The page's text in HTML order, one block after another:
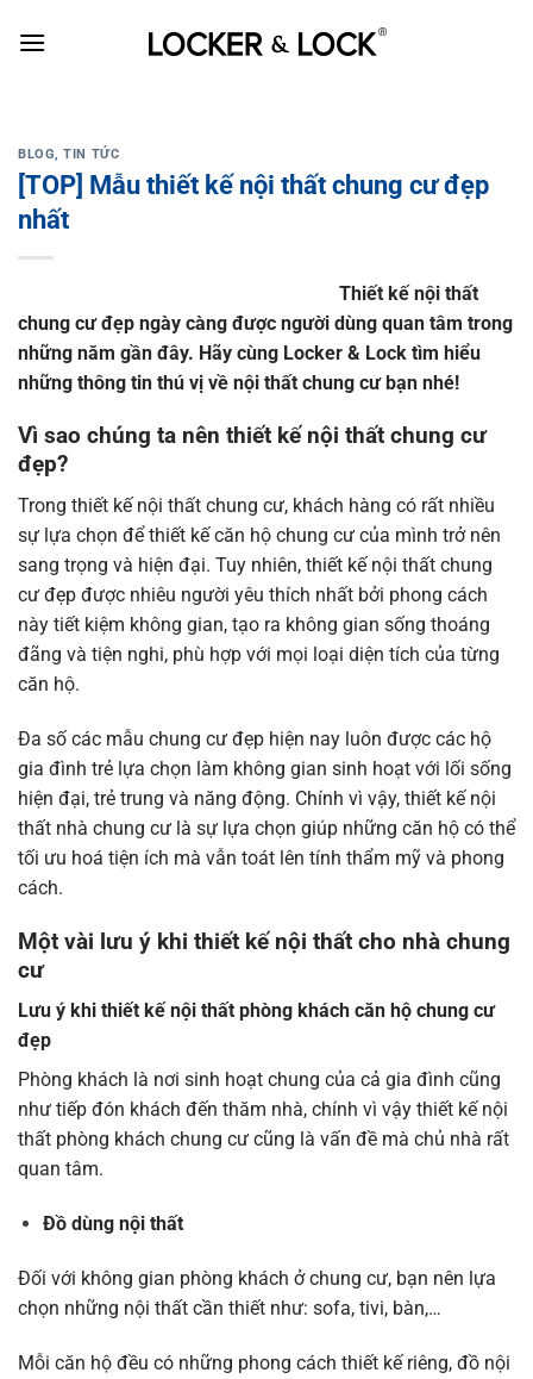
BLOG,TIN TỨC
[TOP] Mẫu thiết kế nội thất chung cư đẹp
nhất
Thiết kế nội thất
chung cư đẹp ngày càng được người dùng quan tâm trong
những năm gần đây. Hãy cùng Locker & Lock tìm hiểu
những thông tin thú vị về nội thất chung cư bạn nhé!
Vì sao chúng ta nên thiết kế nội thất chung cư
đẹp?
Trong thiết kế nội thất chung cư, khách hàng có rất nhiều
sự lựa chọn để thiết kế căn hộ chung cư của mình trở nên
sang trọng và hiện đại. Tuy nhiên, thiết kế nội thất chung
cư đẹp được nhiêu người yêu thích nhất bởi phong cách
này tiết kiệm không gian, tạo ra không gian sống thoáng
đãng và tiện nghi, phù hợp với mọi loại diện tích của từng
căn hộ.
Đa số các mẫu chung cư đẹp hiện nay luôn được các hộ
gia đình trẻ lựa chọn làm không gian sinh hoạt với lối sống
hiện đại, trẻ trung và năng động. Chính vì vậy, thiết kế nội
thất nhà chung cư là sự lựa chọn giúp những căn hộ có thể
tối ưu hoá tiện ích mà vẫn toát lên tính thẩm mỹ và phong
cách.
Một vài lưu ý khi thiết kế nội thất cho nhà chung
cư
Lưu ý khi thiết kế nội thất phòng khách căn hộ chung cư
đẹp
Phòng khách là nơi sinh hoạt chung của cả gia đình cũng
như tiếp đón khách đến thăm nhà, chính vì vậy thiết kế nội
thất phòng khách chung cư cũng là vấn đề mà chủ nhà rất
quan tâm.
Đồ dùng nội thất
Đối với không gian phòng khách ở chung cư, bạn nên lựa
chọn những nội thất cần thiết như: sofa, tivi, bàn,…
Mỗi căn hộ đều có những phong cách thiết kế riêng, đồ nội